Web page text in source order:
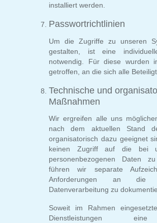
installiert werden.
Passwortrichtlinien
Um die Zugriffe zu unseren
gestalten, ist eine
notwendig. Für diese wurden
getroffen, an die sich alle
Technische und
Maßnahmen
Wir ergreifen alle uns
nach dem aktuellen Stand
organisatorisch dazu geeignet
keinen Zugriff auf die bei
personenbezogenen Daten
führen wir separate
Anforderungen an die
Datenverarbeitung zu
Soweit im Rahmen
Dienstleistungen eine